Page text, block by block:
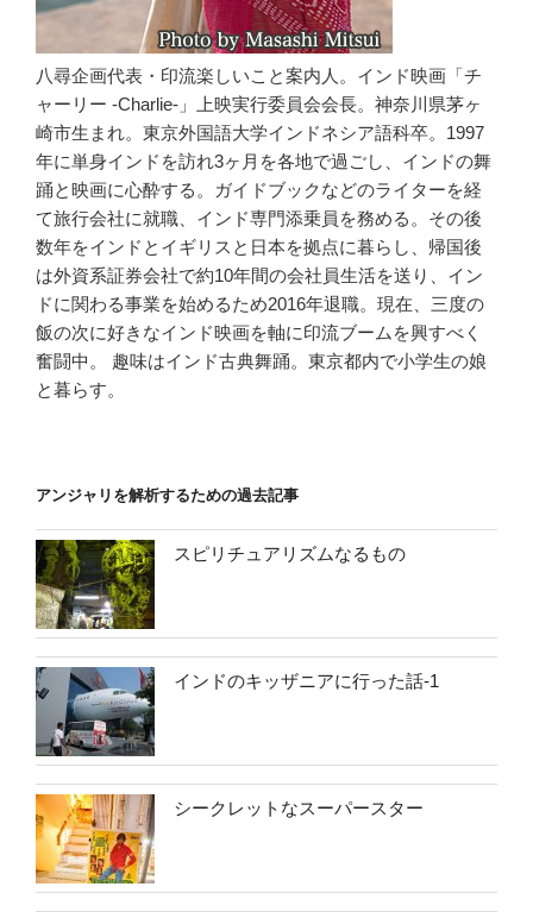
八尋企画代表・印流楽しいこと案内人。インド映画「チ
ャーリー -Charlie-」上映実行委員会会長。神奈川県茅ヶ
崎市生まれ。東京外国語大学インドネシア語科卒。1997
年に単身インドを訪れ3ヶ月を各地で過ごし、インドの舞
踊と映画に心酔する。ガイドブックなどのライターを経
て旅行会社に就職、インド専門添乗員を務める。その後
数年をインドとイギリスと日本を拠点に暮らし、帰国後
は外資系証券会社で約10年間の会社員生活を送り、イン
ドに関わる事業を始めるため2016年退職。現在、三度の
飯の次に好きなインド映画を軸に印流ブームを興すべく
奮闘中。 趣味はインド古典舞踊。東京都内で小学生の娘
と暮らす。
アンジャリを解析するための過去記事
スピリチュアリズムなるもの
インドのキッザニアに行った話-1
シークレットなスーパースター